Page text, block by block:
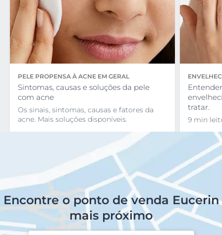
PELE PROPENSA À ACNE EM GERAL
Sintomas, causas e soluções da pele
com acne
Os sinais, sintomas, causas e fatores da
acne. Mais soluções disponíveis.
tratar.
9 min
Encontre o ponto de venda Eucerin
mais próximo